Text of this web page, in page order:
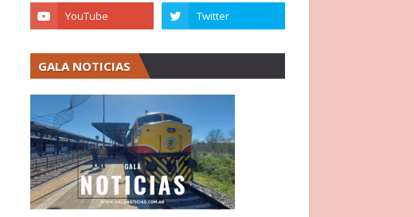
GALA NOTICIAS